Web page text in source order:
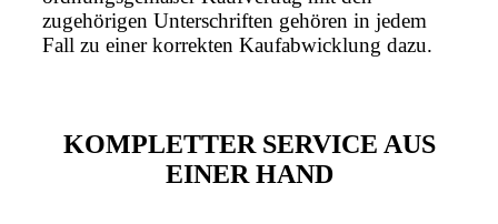
zugehörigen Unterschriften gehören in jedem
Fall zu einer korrekten Kaufabwicklung dazu.
KOMPLETTER SERVICE AUS
EINER HAND